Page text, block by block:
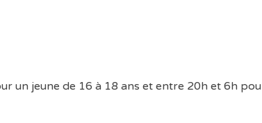
un jeune de 16 à 18 ans et entre 20h et 6h